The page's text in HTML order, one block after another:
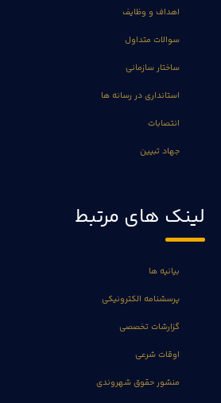
اهداف و وظایف
سوالات متداول
ساختار سازمانی
استانداری در رسانه ها
انتصابات
جهاد تبیین
لینک های مرتبط
بیانیه ها
پرسشنامه الکترونیکی
گزارشات تخصصی
اوقات شرعی
منشور حقوق شهروندی